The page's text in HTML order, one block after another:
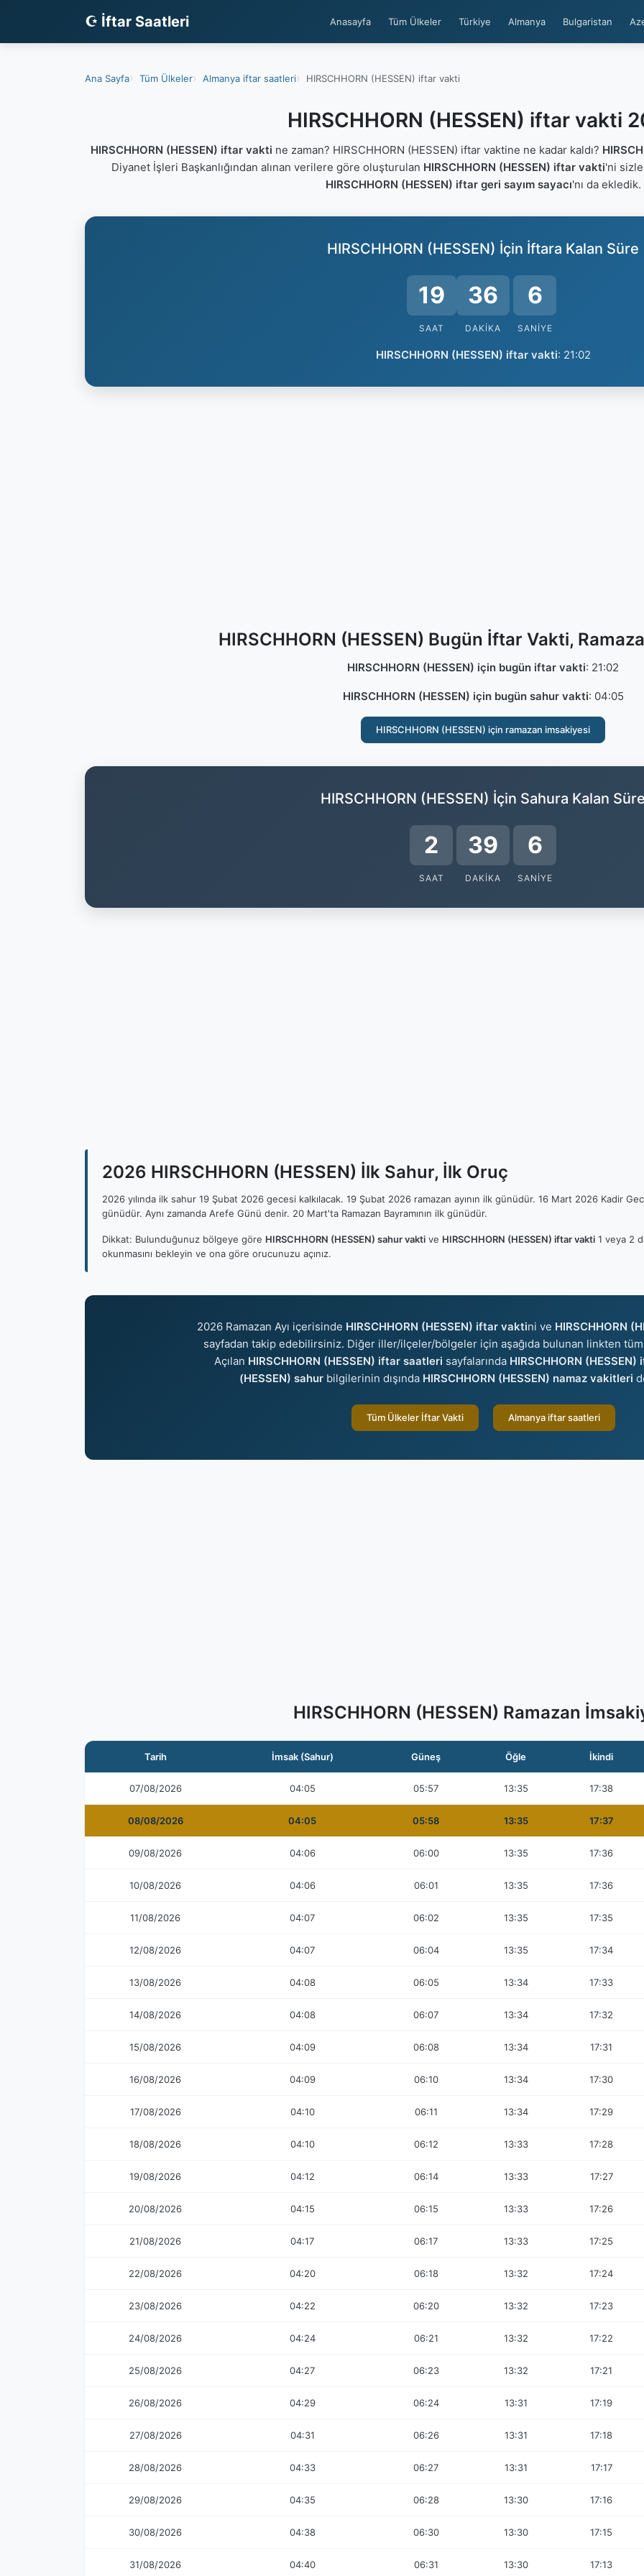
☪ İftar Saatleri Anasayfa Tüm Ülkeler Türkiye Almanya Bulgaristan
Ana Sayfa Tüm Ülkeler Almanya iftar saatleri HIRSCHHORN (HESSEN) iftar vakti
HIRSCHHORN (HESSEN) iftar vakti
HIRSCHHORN (HESSEN) iftar vakti ne zaman? HIRSCHHORN (HESSEN) iftar vaktine ne kadar kaldı?
Diyanet İşleri Başkanlığından alınan verilere göre oluşturulan HIRSCHHORN (HESSEN) iftar vakti'ni
HIRSCHHORN (HESSEN) iftar geri sayım sayacı'nı da ekledik.
HIRSCHHORN (HESSEN) İçin İftara Kalan Süre
19
SAAT
36
DAKIKA
5
SANIYE
HIRSCHHORN (HESSEN) iftar vakti: 21:02
HIRSCHHORN (HESSEN) Bugün İftar Vakti,
HIRSCHHORN (HESSEN) için bugün iftar vakti: 21:02
HIRSCHHORN (HESSEN) için bugün sahur vakti: 04:05
HIRSCHHORN (HESSEN) için ramazan imsakiyesi
HIRSCHHORN (HESSEN) İçin Sahura Kalan
2
SAAT
39
DAKIKA
5
SANIYE
2026 HIRSCHHORN (HESSEN) İlk Sahur, İlk Oruç
2026 yılında ilk sahur 19 Şubat 2026 gecesi kalkılacak. 19 Şubat 2026 ramazan ayının ilk günüdür. 16 Mart 2026 Kadir
günüdür. Aynı zamanda Arefe Günü denir. 20 Mart'ta Ramazan Bayramının ilk günüdür.
Dikkat: Bulunduğunuz bölgeye göre HIRSCHHORN (HESSEN) sahur vakti ve HIRSCHHORN (HESSEN) iftar vakti 1 veya 2
okunmasını bekleyin ve ona göre orucunuzu açınız.
2026 Ramazan Ayı içerisinde HIRSCHHORN (HESSEN) iftar vaktini ve HIRSCHHORN
sayfadan takip edebilirsiniz. Diğer iller/ilçeler/bölgeler için aşağıda bulunan linkten
Açılan HIRSCHHORN (HESSEN) iftar saatleri sayfalarında HIRSCHHORN (HESSEN)
(HESSEN) sahur bilgilerinin dışında HIRSCHHORN (HESSEN) namaz vakitleri
Tüm Ülkeler İftar Vakti Almanya iftar saatleri
HIRSCHHORN (HESSEN) Ramazan
Tarih İmsak (Sahur) Güneş Öğle İkindi
07/08/2026 04:05 05:57 13:35 17:38
08/08/2026 04:05 05:58 13:35 17:37
09/08/2026 04:06 06:00 13:35 17:36
10/08/2026 04:06 06:01 13:35 17:36
11/08/2026 04:07 06:02 13:35 17:35
12/08/2026 04:07 06:04 13:35 17:34
13/08/2026 04:08 06:05 13:34 17:33
14/08/2026 04:08 06:07 13:34 17:32
15/08/2026 04:09 06:08 13:34 17:31
16/08/2026 04:09 06:10 13:34 17:30
17/08/2026 04:10 06:11 13:34 17:29
18/08/2026 04:10 06:12 13:33 17:28
19/08/2026 04:12 06:14 13:33 17:27
20/08/2026 04:15 06:15 13:33 17:26
21/08/2026 04:17 06:17 13:33 17:25
22/08/2026 04:20 06:18 13:32 17:24
23/08/2026 04:22 06:20 13:32 17:23
24/08/2026 04:24 06:21 13:32 17:22
25/08/2026 04:27 06:23 13:32 17:21
26/08/2026 04:29 06:24 13:31 17:19
27/08/2026 04:31 06:26 13:31 17:18
28/08/2026 04:33 06:27 13:31 17:17
29/08/2026 04:35 06:28 13:30 17:16
30/08/2026 04:38 06:30 13:30 17:15
31/08/2026 04:40 06:31 13:30 17:13